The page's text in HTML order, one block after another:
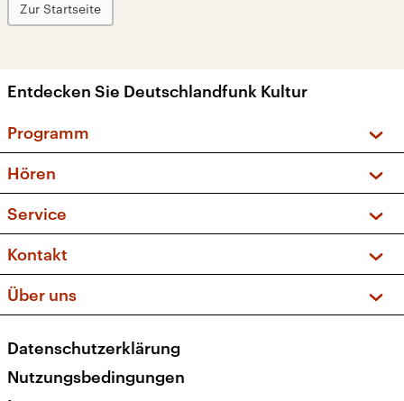
Zur Startseite
Entdecken Sie Deutschlandfunk Kultur
Programm
Sendungen und Podcasts
Musikliste
Kakadu – Das Kinderprogramm
Hören
Frequenzen (UKW + DAB+)
Service
FAQ
Apps
Newsletter
Veranstaltungen
Kontakt
Social Media
Über uns
Presse
Karriere
Datenschutzerklärung
Nutzungsbedingungen